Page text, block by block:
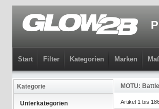
Start Filter Kategorien Marken
Kategorie
Unterkategorien
MOTU:
Artikel 1 bis